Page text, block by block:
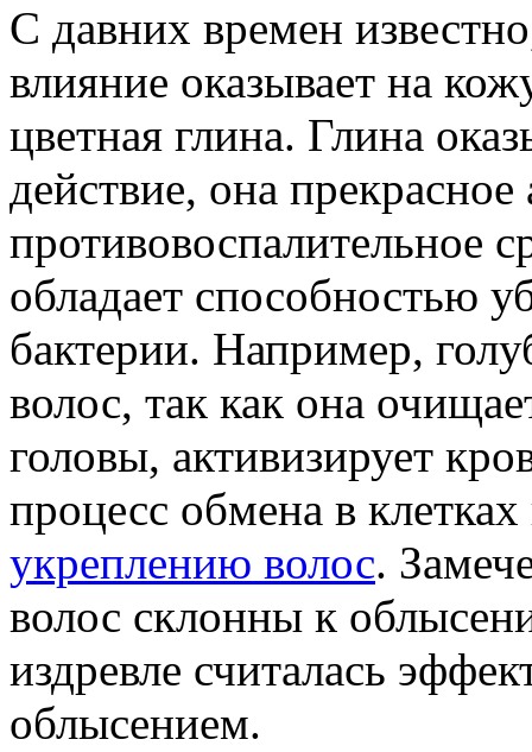
С давних времен
влияние оказывает на
цветная глина. Глина
действие, она прекрасное
противовоспалительное
обладает способностью
бактерии. Например,
волос, так как она
головы, активизирует
процесс обмена в
укреплению волос.
волос склонны к
издревле считалась
облысением.